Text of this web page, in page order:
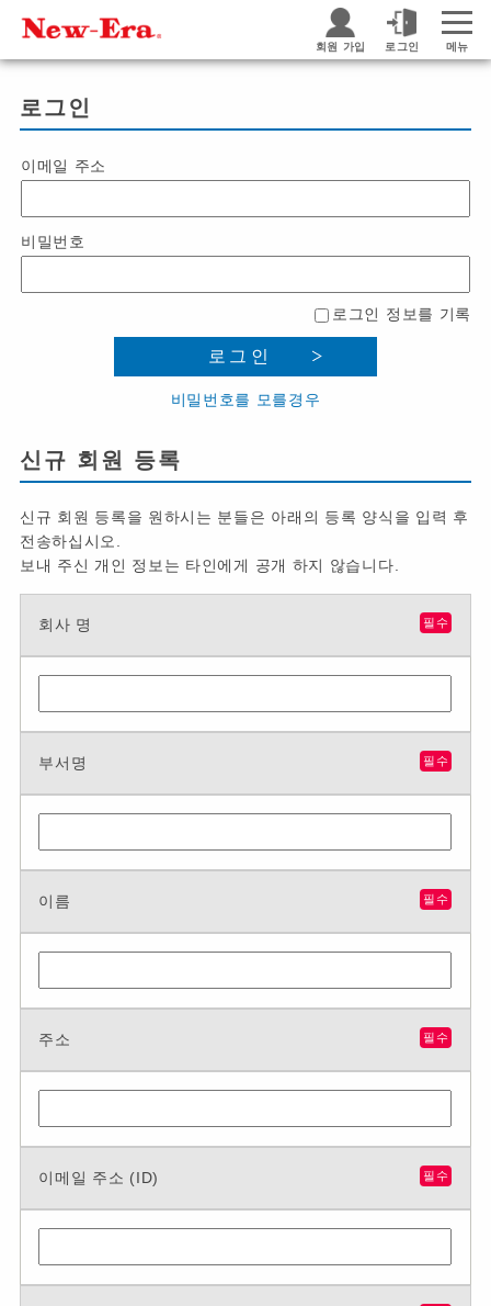
회원 가입 로그인 메뉴
로그인
이메일 주소
비밀번호
로그인 정보를 기록
로그인
비밀번호를 모를경우
신규 회원 등록
신규 회원 등록을 원하시는 분들은 아래의 등록 양식을 입력 후
전송하십시오.
보내 주신 개인 정보는 타인에게 공개 하지 않습니다.
회사 명 필수
부서명 필수
이름 필수
주소 필수
이메일 주소 (ID) 필수